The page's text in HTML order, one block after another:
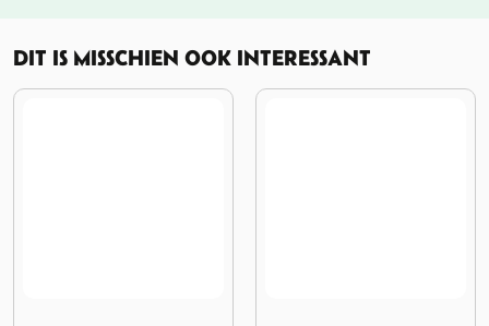
DIT IS MISSCHIEN OOK INTERESSANT